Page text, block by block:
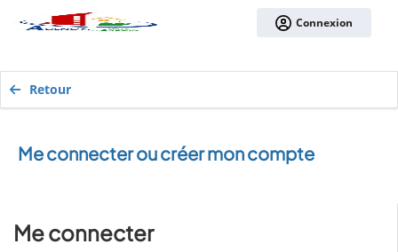
Connexion
Retour
Me connecter ou créer mon compte
Me connecter